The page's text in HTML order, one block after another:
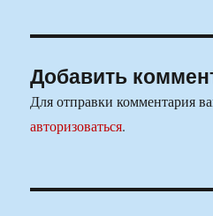
Добавить
Для отправки комментария
авторизоваться.